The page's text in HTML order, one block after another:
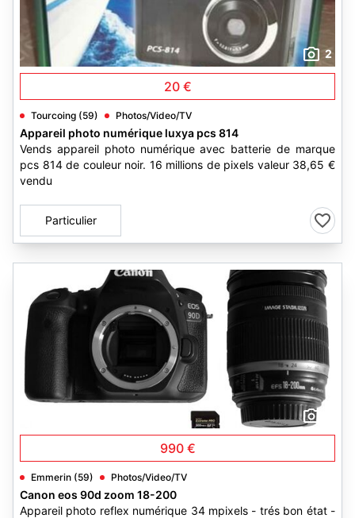
2
20 €
Tourcoing (59) Photos/Video/TV
Appareil photo numérique luxya pcs 814
Vends appareil photo numérique avec batterie de marque
pcs 814 de couleur noir. 16 millions de pixels valeur 38,65 €
vendu
Particulier
990 €
Emmerin (59) Photos/Video/TV
Canon eos 90d zoom 18-200
Appareil photo reflex numérique 34 mpixels - trés bon état -